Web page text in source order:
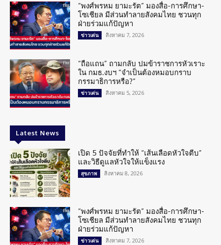
“พงศ์พรหม ยามะรัต” มองสื่อ-การศึกษา-
โซเชียล มีส่วนทำลายสังคมไทย ชวนทุก
ฝ่ายร่วมแก้ปัญหา
ข่าวเด่น สิงหาคม 7, 2026
“ถือแถน” ถามกลับ ปมข้าราชการหัวเราะ
ใน กมธ.งบฯ “จำเป็นต้องหมอบกราบ
กรรมาธิการหรือ?”
ข่าวเด่น สิงหาคม 5, 2026
Latest News
เปิด 5 ปัจจัยที่ทำให้ “เส้นเลือดหัวใจตีบ”
และวิธีดูแลหัวใจให้แข็งแรง
สุขภาพ สิงหาคม 8, 2026
“พงศ์พรหม ยามะรัต” มองสื่อ-การศึกษา-
โซเชียล มีส่วนทำลายสังคมไทย ชวนทุก
ฝ่ายร่วมแก้ปัญหา
ข่าวเด่น สิงหาคม 7, 2026